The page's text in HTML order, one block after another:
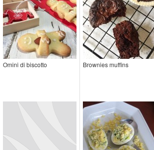
Omini di biscotto Brownies muffins